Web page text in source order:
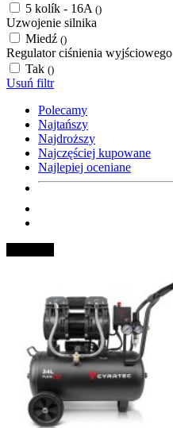
5 kolík - 16A ()
Uzwojenie silnika
Miedź ()
Regulator ciśnienia wyjściowego
Tak ()
Usuń filtr
Polecamy
Najtańszy
Najdroższy
Najczęściej kupowane
Najlepiej oceniane